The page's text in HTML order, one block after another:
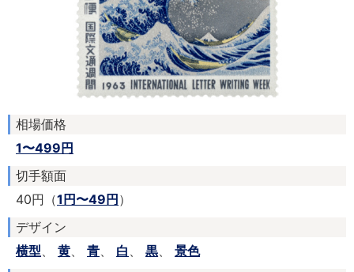
相場価格
1〜499円
切手額面
40円（1円〜49円）
デザイン
横型
黄 青 白 黒
景色